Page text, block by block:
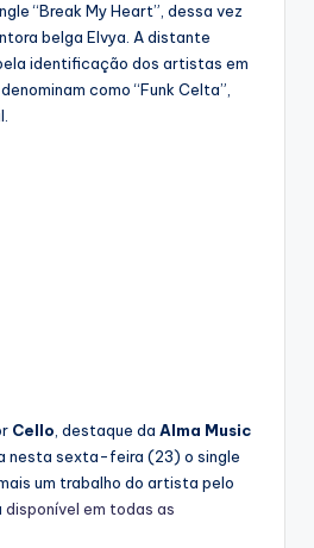
“Break My Heart”, dessa vez
belga Elvya. A distante
identificação dos artistas em
como “Funk Celta”,
Cello, destaque da Alma Music
nesta sexta-feira (23) o single
um trabalho do artista pelo
disponível em todas as